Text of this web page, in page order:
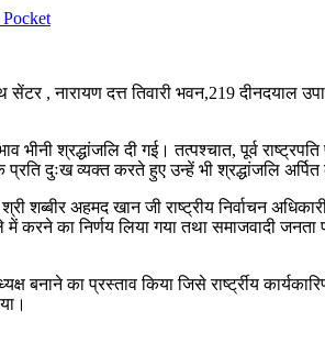
Pocket
नारायण दत्त तिवारी भवन,219 दीनदयाल
श्रद्धांजलि दी गई। तत्पश्चात, पूर्व
दुःख व्यक्त करते हुए उन्हें भी श्रद्धांजलि अर्पित
शब्बीर अहमद खान जी राष्ट्रीय निर्वाचन
करने का निर्णय लिया गया तथा समाजवादी
बनाने का प्रस्ताव किया जिसे रार्ष्ट्रीय